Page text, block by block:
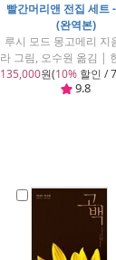
빨간머리앤 전집 세트
(완역본)
루시 모드 몽고메리 지
라 그림, 오수원 옮김 |
135,000원(10%할인 /
9.8